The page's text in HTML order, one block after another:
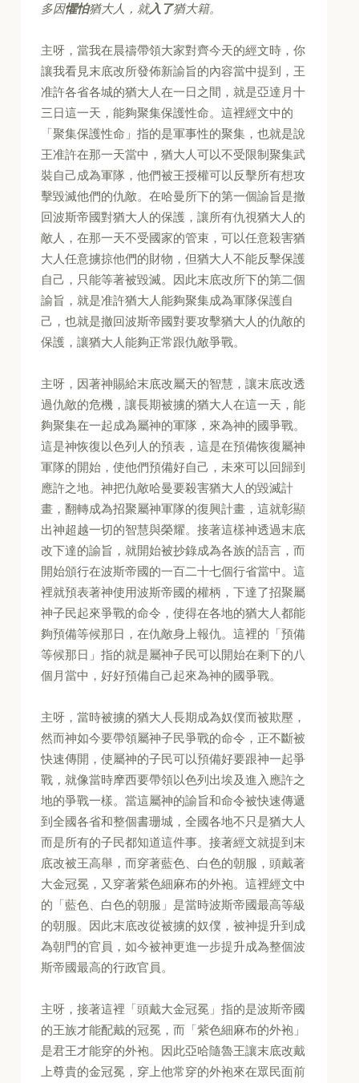
多因懼怕猶大人，就入了猶大籍。
主呀，當我在晨禱帶領大家對齊今天的經文時，你
讓我看見末底改所發佈新諭旨的內容當中提到，王
准許各省各城的猶大人在一日之間，就是亞達月十
三日這一天，能夠聚集保護性命。這裡經文中的
「聚集保護性命」指的是軍事性的聚集，也就是說
王准許在那一天當中，猶大人可以不受限制聚集武
裝自己成為軍隊，他們被王授權可以反擊所有想攻
擊毀滅他們的仇敵。在哈曼所下的第一個諭旨是撤
回波斯帝國對猶大人的保護，讓所有仇視猶大人的
敵人，在那一天不受國家的管束，可以任意殺害猶
大人任意擄掠他們的財物，但猶大人不能反擊保護
自己，只能等著被毀滅。因此末底改所下的第二個
諭旨，就是准許猶大人能夠聚集成為軍隊保護自
己，也就是撤回波斯帝國對要攻擊猶大人的仇敵的
保護，讓猶大人能夠正常跟仇敵爭戰。
主呀，因著神賜給末底改屬天的智慧，讓末底改透
過仇敵的危機，讓長期被擄的猶大人在這一天，能
夠聚集在一起成為屬神的軍隊，來為神的國爭戰。
這是神恢復以色列人的預表，這是在預備恢復屬神
軍隊的開始，使他們預備好自己，未來可以回歸到
應許之地。神把仇敵哈曼要殺害猶大人的毀滅計
畫，翻轉成為招聚屬神軍隊的復興計畫，這就彰顯
出神超越一切的智慧與榮耀。接著這樣神透過末底
改下達的諭旨，就開始被抄錄成為各族的語言，而
開始頒行在波斯帝國的一百二十七個行省當中。這
裡就預表著神使用波斯帝國的權柄，下達了招聚屬
神子民起來爭戰的命令，使得在各地的猶大人都能
夠預備等候那日，在仇敵身上報仇。這裡的「預備
等候那日」指的就是屬神子民可以開始在剩下的八
個月當中，好好預備自己起來為神的國爭戰。
主呀，當時被擄的猶大人長期成為奴僕而被欺壓，
然而神如今要帶領屬神子民爭戰的命令，正不斷被
快速傳開，使屬神的子民可以預備好要跟神一起爭
戰，就像當時摩西要帶領以色列出埃及進入應許之
地的爭戰一樣。當這屬神的諭旨和命令被快速傳遞
到全國各省和整個書珊城，全國各地不只是猶大人
而是所有的子民都知道這件事。接著經文就提到末
底改被王高舉，而穿著藍色、白色的朝服，頭戴著
大金冠冕，又穿著紫色細麻布的外袍。這裡經文中
的「藍色、白色的朝服」是當時波斯帝國最高等級
的朝服。因此末底改從被擄的奴僕，被神提升到成
為朝門的官員，如今被神更進一步提升成為整個波
斯帝國最高的行政官員。
主呀，接著這裡「頭戴大金冠冕」指的是波斯帝國
的王族才能配戴的冠冕，而「紫色細麻布的外袍」
是君王才能穿的外袍。因此亞哈隨魯王讓末底改戴
上尊貴的金冠冕，穿上他常穿的外袍來在眾民面前